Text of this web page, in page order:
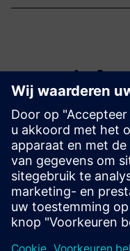
Meer
Infographic
APS: Een belangrijk
Meer informatie